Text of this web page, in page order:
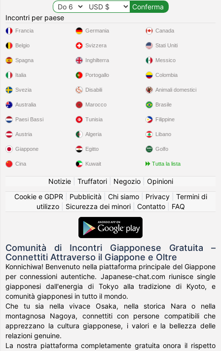
Incontri per paese
Francia
Belgio
Spagna
Italia
Svezia
Germania
Svizzera
Inghilterra
Portogallo
Disabili
Canada
Stati Uniti
Messico
Colombia
Animali domestici
Australia
Paesi Bassi
Austria
Giappone
Cina
Marocco
Tunisia
Algeria
Egitto
Kuwait
Brasile
Filippine
Libano
Golfo
Tutta la lista
Notizie| Truffatori| Negozio| Opinioni
Cookie e GDPR
Pubblicità Chi siamo| Privacy| Termini di
utilizzo| Sicurezza dei minori| Contatto| FAQ
Comunità di Incontri Giapponese Gratuita –
Connettiti Attraverso il Giappone e Oltre
Konnichiwa! Benvenuto nella piattaforma principale del Giappone
per connessioni autentiche. Japanese-chat.com riunisce single
giapponesi dall'energia di Tokyo alla tradizione di Kyoto, e
comunità giapponesi in tutto il mondo.
Che tu sia nella vivace Osaka, nella storica Nara o nella
montagnosa Nagoya, connettiti con persone compatibili che
apprezzano la cultura giapponese, i valori e la bellezza delle
relazioni genuine.
La nostra piattaforma completamente gratuita onora il rispetto